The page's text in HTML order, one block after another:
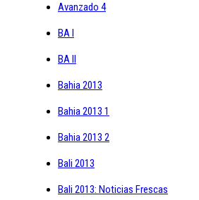
Avanzado 4
BA I
BA II
Bahia 2013
Bahia 2013 1
Bahia 2013 2
Bali 2013
Bali 2013: Noticias Frescas